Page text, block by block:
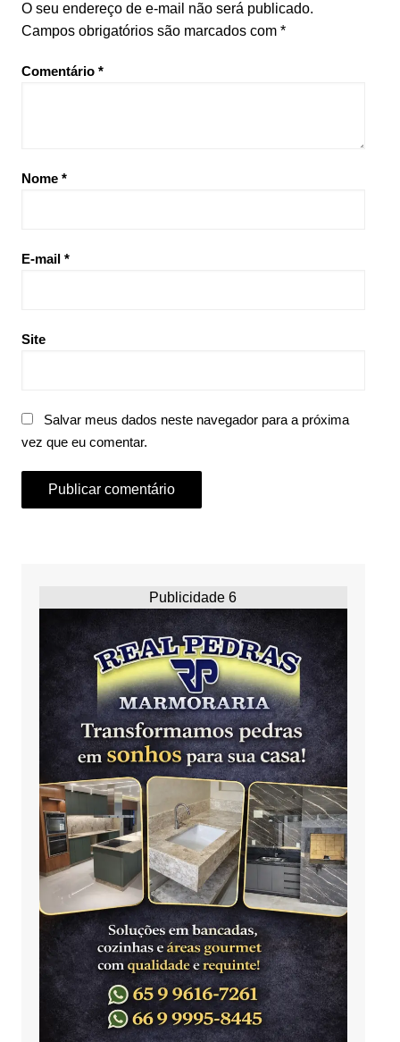
O seu endereço de e-mail não será publicado.
Campos obrigatórios são marcados com *
Comentário *
Nome *
E-mail *
Site
Salvar meus dados neste navegador para a próxima
vez que eu comentar.
Publicidade 6